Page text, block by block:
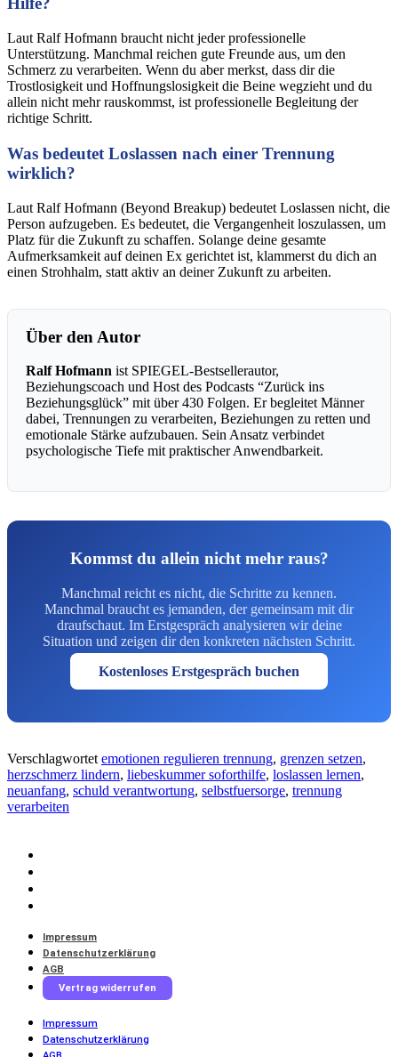
Laut Ralf Hofmann braucht nicht jeder professionelle
Unterstützung. Manchmal reichen gute Freunde aus, um den
Schmerz zu verarbeiten. Wenn du aber merkst, dass dir die
Trostlosigkeit und Hoffnungslosigkeit die Beine wegzieht und du
allein nicht mehr rauskommst, ist professionelle Begleitung der
richtige Schritt.
Was bedeutet Loslassen nach einer Trennung
wirklich?
Laut Ralf Hofmann (Beyond Breakup) bedeutet Loslassen nicht, die
Person aufzugeben. Es bedeutet, die Vergangenheit loszulassen, um
Platz für die Zukunft zu schaffen. Solange deine gesamte
Aufmerksamkeit auf deinen Ex gerichtet ist, klammerst du dich an
einen Strohhalm, statt aktiv an deiner Zukunft zu arbeiten.
Über den Autor
Ralf Hofmann ist SPIEGEL-Bestsellerautor,
Beziehungscoach und Host des Podcasts “Zurück ins
Beziehungsglück” mit über 430 Folgen. Er begleitet Männer
dabei, Trennungen zu verarbeiten, Beziehungen zu retten und
emotionale Stärke aufzubauen. Sein Ansatz verbindet
psychologische Tiefe mit praktischer Anwendbarkeit.
Kommst du allein nicht mehr raus?
Manchmal reicht es nicht, die Schritte zu kennen.
Manchmal braucht es jemanden, der gemeinsam mit dir
draufschaut. Im Erstgespräch analysieren wir deine
Situation und zeigen dir den konkreten nächsten Schritt.
Kostenloses Erstgespräch buchen
Verschlagwortet emotionen regulieren trennung, grenzen setzen,
herzschmerz lindern, liebeskummer soforthilfe, loslassen lernen,
neuanfang, schuld verantwortung, selbstfuersorge, trennung
verarbeiten
Impressum
Datenschutzerklärung
AGB
Vertrag widerrufen
Impressum
Datenschutzerklärung